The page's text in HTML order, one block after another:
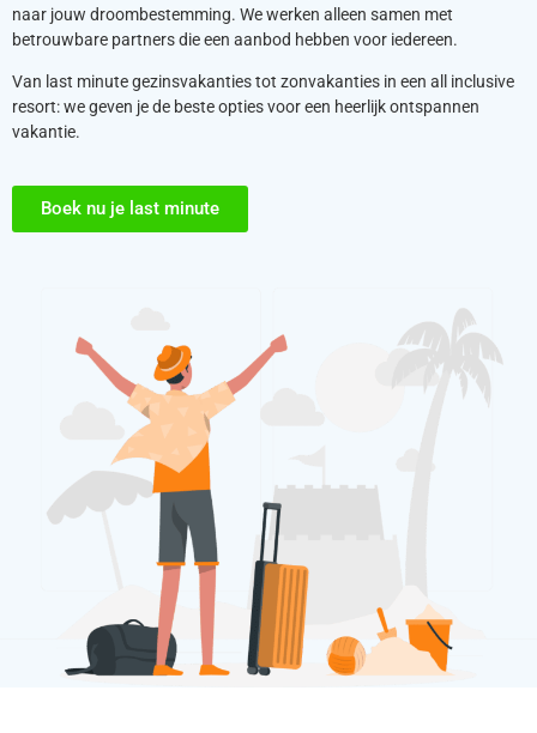
naar jouw droombestemming. We werken alleen samen met
betrouwbare partners die een aanbod hebben voor iedereen.
Van last minute gezinsvakanties tot zonvakanties in een all inclusive
resort: we geven je de beste opties voor een heerlijk ontspannen
vakantie.
Boek nu je last minute